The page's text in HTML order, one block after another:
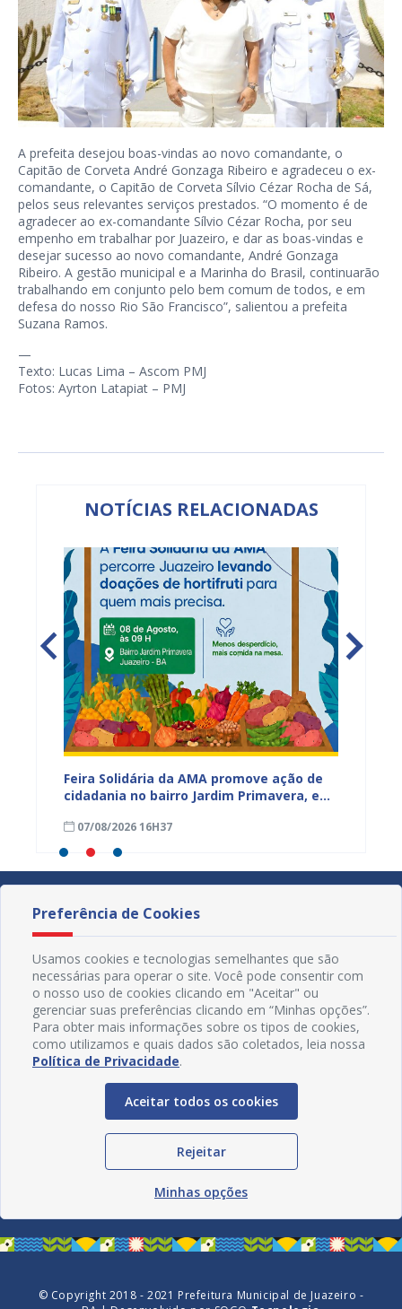
A prefeita desejou boas-vindas ao novo comandante, o
Capitão de Corveta André Gonzaga Ribeiro e agradeceu o ex-
comandante, o Capitão de Corveta Sílvio Cézar Rocha de Sá,
pelos seus relevantes serviços prestados. “O momento é de
agradecer ao ex-comandante Sílvio Cézar Rocha, por seu
empenho em trabalhar por Juazeiro, e dar as boas-vindas e
desejar sucesso ao novo comandante, André Gonzaga
Ribeiro. A gestão municipal e a Marinha do Brasil, continuarão
trabalhando em conjunto pelo bem comum de todos, e em
defesa do nosso Rio São Francisco”, salientou a prefeita
Suzana Ramos.
—
Texto: Lucas Lima – Ascom PMJ
Fotos: Ayrton Latapiat – PMJ
NOTÍCIAS RELACIONADAS
Feira Solidária da AMA promove ação de
cidadania no bairro Jardim Primavera, em
07/08/2026 16H37
Redes Sociais
© Copyright 2018 - 2021 Prefeitura Municipal de Juazeiro -
Preferência de Cookies
Usamos cookies e tecnologias semelhantes que são
necessárias para operar o site. Você pode consentir com
o nosso uso de cookies clicando em "Aceitar" ou
gerenciar suas preferências clicando em “Minhas opções”.
Para obter mais informações sobre os tipos de cookies,
como utilizamos e quais dados são coletados, leia nossa
Política de Privacidade.
Aceitar todos os cookies
Rejeitar
Minhas opções